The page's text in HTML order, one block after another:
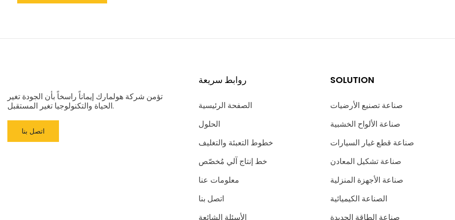
تؤمن شركة هولمارك إيماناً راسخاً بأن الجودة تغير
الحياة والتكنولوجيا تغير المستقبل.
اتصل بنا
روابط سريعة
الصفحة الرئيسية
الحلول
خطوط التعبئة والتغليف
خط إنتاج آلي مُخصّص
معلومات عنا
اتصل بنا
الأسئلة الشائعة
SOLUTION
صناعة تصنيع الأرضيات
صناعة الألواح الخشبية
صناعة قطع غيار السيارات
صناعة تشكيل المعادن
صناعة الأجهزة المنزلية
الصناعة الكيميائية
صناعة الطاقة الجديدة